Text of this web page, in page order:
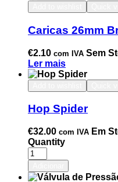
Caricas 26mm
€2.10 com IVA Sem
Ler mais
Hop Spider
€32.00 com IVA Em
Quantity